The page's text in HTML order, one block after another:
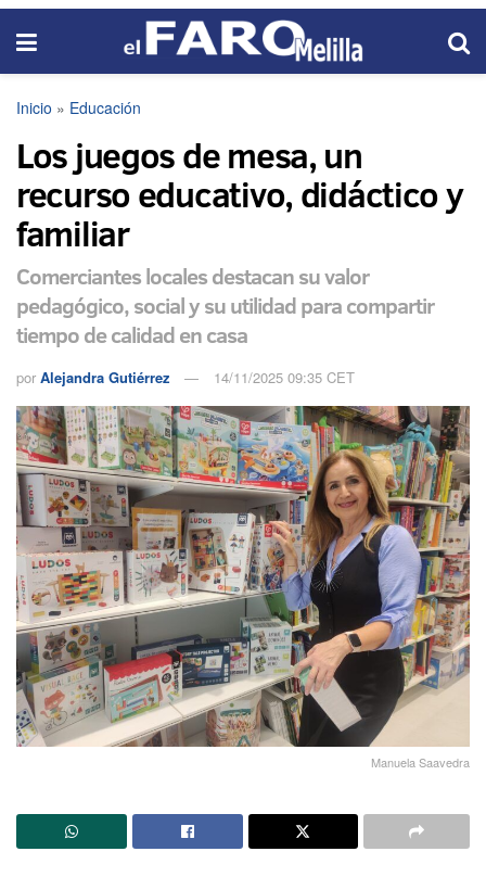
Inicio » Educación
Los juegos de mesa, un
recurso educativo, didáctico y
familiar
Comerciantes locales destacan su valor
pedagógico, social y su utilidad para compartir
tiempo de calidad en casa
por Alejandra Gutiérrez 14/11/2025 09:35 CET
Manuela Saavedra